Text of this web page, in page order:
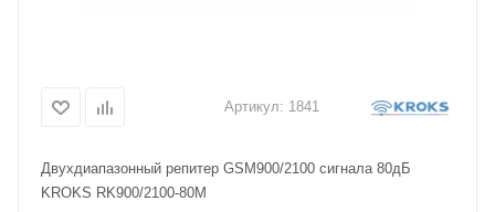
Артикул: 1841
Двухдиапазонный репитер GSM900/2100 сигнала 80дБ
KROKS RK900/2100-80M